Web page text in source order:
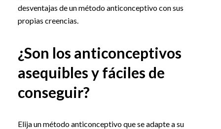
desventajas de un método anticonceptivo con sus
propias creencias.
¿Son los anticonceptivos
asequibles y fáciles de
conseguir?
Elija un método anticonceptivo que se adapte a su